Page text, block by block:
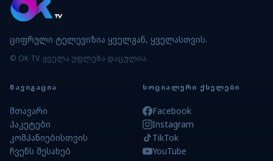
ციფრული ტელევიზია ყველგან, ყველასთვის.
© OK TV. ყველა უფლება დაცულია.
ᲜᲐᲕᲘᲒᲐᲪᲘᲐ
მთავარი
პაკეტები
კომპანიებისთვის
ჩვენს შესახებ
ᲡᲝᲪᲘᲐᲚᲣᲠᲘ ᲥᲡᲔᲚᲔᲑᲘ
Facebook
Instagram
TikTok
YouTube